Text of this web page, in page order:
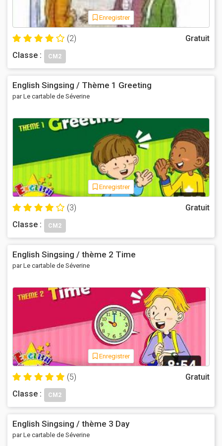
Enregistrer
(2)
Gratuit
Classe :
CM2
English Singsing / Thème 1 Greeting
par Le cartable de Séverine
Enregistrer
(3)
Gratuit
Classe :
CM2
English Singsing / thème 2 Time
par Le cartable de Séverine
Enregistrer
(5)
Gratuit
Classe :
CM2
English Singsing / thème 3 Day
par Le cartable de Séverine